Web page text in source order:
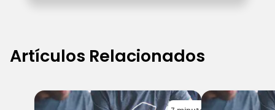
Artículos Relacionados